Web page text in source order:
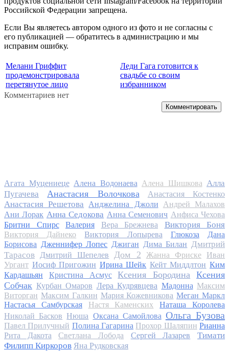
Российской Федерации запрещена.
Если Вы являетесь автором одного из фото и не согласны с
его публикацией — обратитесь в администрацию и мы
исправим ошибку.
Мелани Гриффит
продемонстрировала
перетянутое лицо
Леди Гага готовится к
свадьбе со своим
избранником
Комментариев нет
Комментировать
Агата Муцениеце Алена Водонаева Алена Шишкова Алла
Пугачева
Анастасия Волочкова Анастасия Костенко
Анастасия Решетова Анджелина Джоли
Андрей Малахов
Ани Лорак Анна Седокова Анна Семенович Анфиса Чехова
Бритни Спирс
Валерия Вера Брежнева Виктория Боня
Виктория Дайнеко Виктория Лопырева Глюкоза
Дана
Борисова Дженнифер Лопес Джиган Дима Билан Дмитрий
Тарасов
Дмитрий Шепелев Дом 2 Жанна Фриске
Иван
Ургант Иосиф Пригожин Ирина Шейк Кейт Миддлтон Ким
Кардашьян
Кристина Асмус Ксения Бородина
Ксения
Собчак Курбан Омаров Лера Кудрявцева Мадонна Максим
Виторган Максим Галкин Мария Кожевникова Меган Маркл
Настасья Самбурская
Настя Каменских
Наташа Королева
Николай Басков Нюша Оксана Самойлова Ольга Бузова
Павел Прилучный Полина Гагарина Прохор Шаляпин Рианна
Рита Дакота
Светлана Лобода Сергей Лазарев
Тимати
Филипп Киркоров Яна Рудковская